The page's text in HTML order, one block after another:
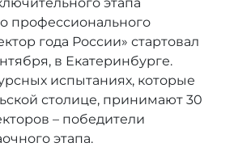
профессионального
года России» стартовал
в Екатеринбурге.
испытаниях, которые
столице, принимают 30
– победители
этапа.